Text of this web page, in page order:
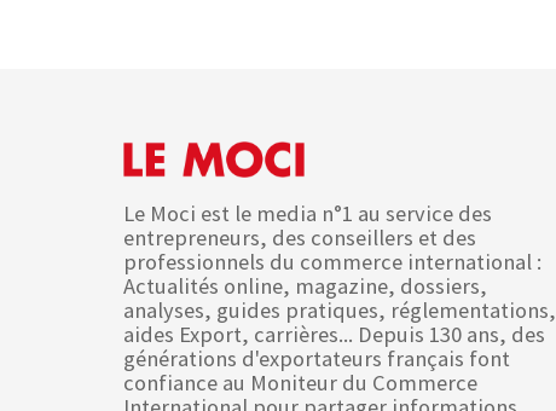
Le Moci est le media n°1 au service des
entrepreneurs, des conseillers et des
professionnels du commerce international :
Actualités online, magazine, dossiers,
analyses, guides pratiques, réglementations,
aides Export, carrières... Depuis 130 ans, des
générations d'exportateurs français font
confiance au Moniteur du Commerce